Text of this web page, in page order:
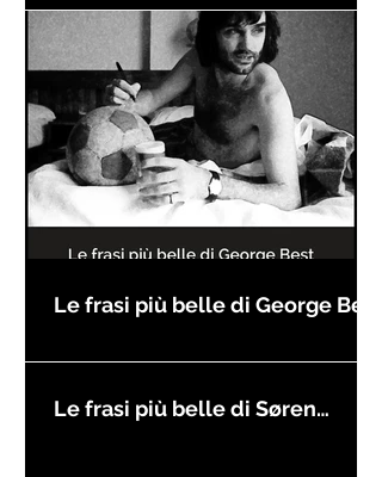
Le frasi più belle di George Best
Le frasi più belle di Søren